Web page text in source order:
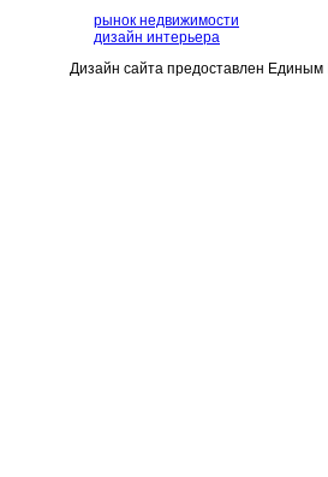
рынок недвижимости
дизайн интерьера
Дизайн сайта предоставлен